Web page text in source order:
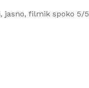
jasno, filmik spoko 5/5